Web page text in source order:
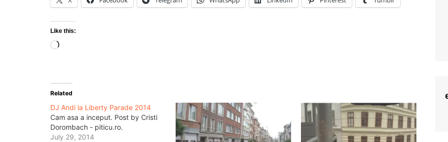
Like this:
Loading…
Related
DJ Andi la Liberty Parade 2014
Cam asa a inceput. Post by Cristi
Dorombach - piticu.ro.
July 29, 2014